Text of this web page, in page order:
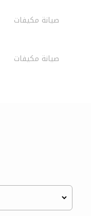
صيانة مكيفات
صيانة مكيفات